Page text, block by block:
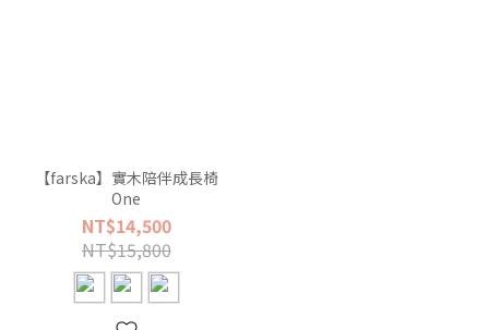
【farska】實木陪伴成長椅
One
NT$14,500
NT$15,800